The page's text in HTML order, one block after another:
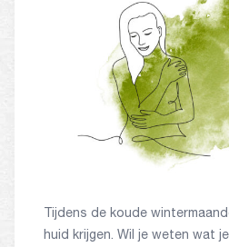
Tijdens de koude
huid krijgen. Wil je weten wat